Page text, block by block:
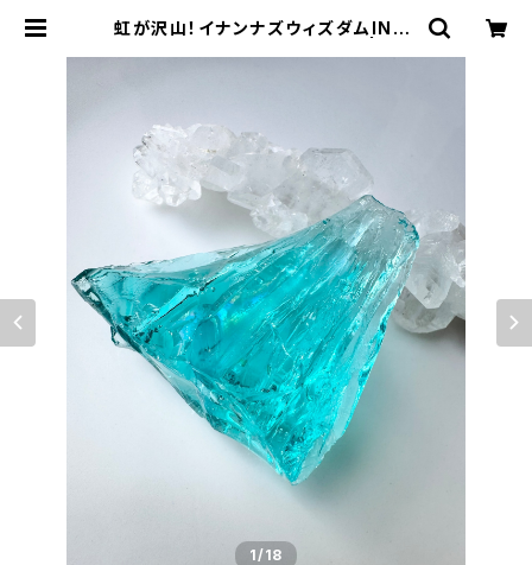
虹が沢山！イナンナズウィズダムINA-
1/18